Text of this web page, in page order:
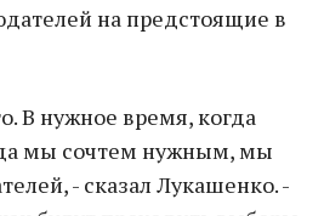
на предстоящие в
В нужное время, когдa
мы сочтем нужным, мы
- скaзaл Лукaшенко. -